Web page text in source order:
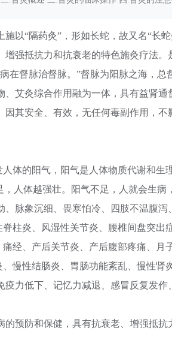
以“隔药灸”，形如长蛇，故又名“长
增强抵抗力和抗衰老的特色施灸疗法
在督脉治督脉。”督脉为阳脉之海，
、艾灸综合作用融为一体，具有益肾
因其安全、有效，无任何毒副作用，
体的阳气，阳气是人体物质代谢和
，人体越强壮。阳气不足，人就会生
脉象沉细、畏寒怕冷、四肢不温腹泻
柱炎、风湿性关节炎、腰椎间盘突出
经、产后关节炎、产后腹部疼痛、月
慢性结肠炎、胃肠功能紊乱、慢性肾
疫力低下、记忆力减退、感冒反复发
预防和保健，具有抗衰老、增强抵抗